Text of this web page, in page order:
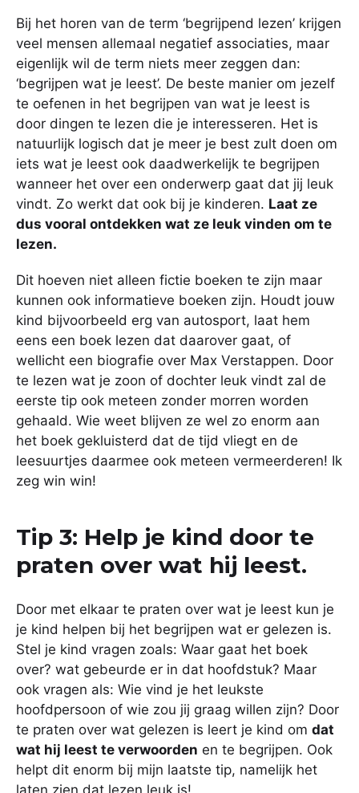
Bij het horen van de term ‘begrijpend lezen’ krijgen
veel mensen allemaal negatief associaties, maar
eigenlijk wil de term niets meer zeggen dan:
‘begrijpen wat je leest’. De beste manier om jezelf
te oefenen in het begrijpen van wat je leest is
door dingen te lezen die je interesseren. Het is
natuurlijk logisch dat je meer je best zult doen om
iets wat je leest ook daadwerkelijk te begrijpen
wanneer het over een onderwerp gaat dat jij leuk
vindt. Zo werkt dat ook bij je kinderen. Laat ze
dus vooral ontdekken wat ze leuk vinden om te
lezen.
Dit hoeven niet alleen fictie boeken te zijn maar
kunnen ook informatieve boeken zijn. Houdt jouw
kind bijvoorbeeld erg van autosport, laat hem
eens een boek lezen dat daarover gaat, of
wellicht een biografie over Max Verstappen. Door
te lezen wat je zoon of dochter leuk vindt zal de
eerste tip ook meteen zonder morren worden
gehaald. Wie weet blijven ze wel zo enorm aan
het boek gekluisterd dat de tijd vliegt en de
leesuurtjes daarmee ook meteen vermeerderen! Ik
zeg win win!
Tip 3: Help je kind door te
praten over wat hij leest.
Door met elkaar te praten over wat je leest kun je
je kind helpen bij het begrijpen wat er gelezen is.
Stel je kind vragen zoals: Waar gaat het boek
over? wat gebeurde er in dat hoofdstuk? Maar
ook vragen als: Wie vind je het leukste
hoofdpersoon of wie zou jij graag willen zijn? Door
te praten over wat gelezen is leert je kind om dat
wat hij leest te verwoorden en te begrijpen. Ook
helpt dit enorm bij mijn laatste tip, namelijk het